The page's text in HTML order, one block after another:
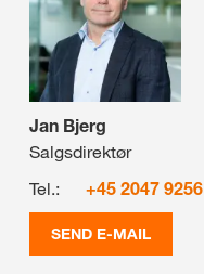
Jan Bjerg
Salgsdirektør
Tel.:
+45 2047 9256
SEND E-MAIL